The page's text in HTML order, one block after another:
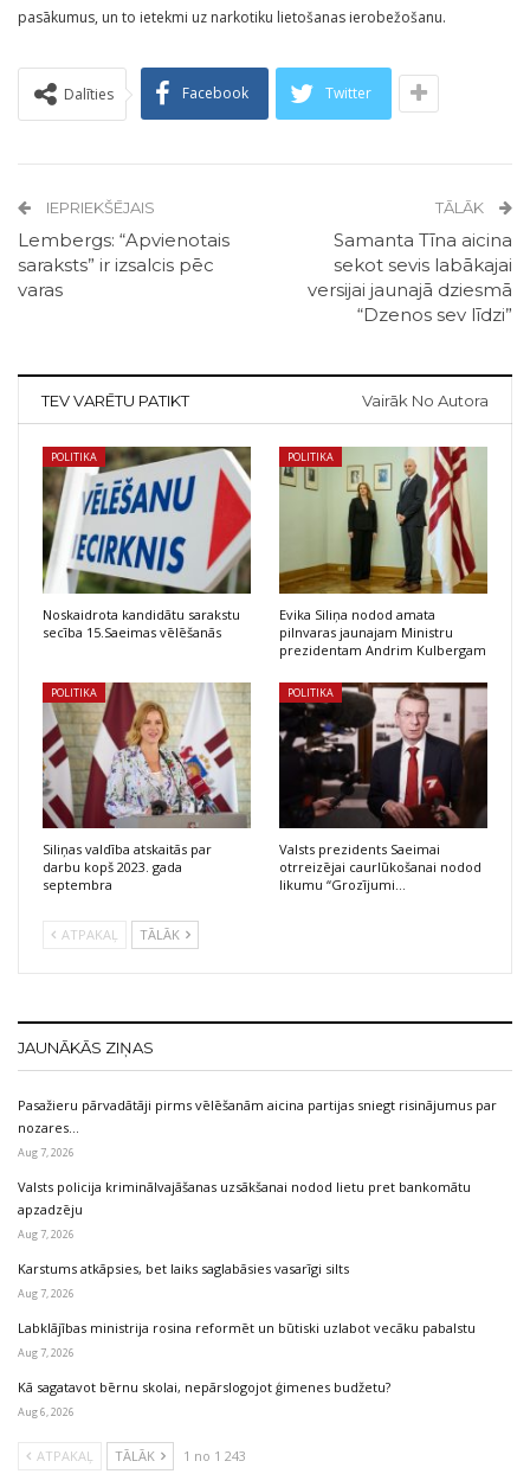
pasākumus, un to ietekmi uz narkotiku lietošanas ierobežošanu.
Dalīties Facebook Twitter
IEPRIEKŠĒJAIS
Lembergs: “Apvienotais
saraksts” ir izsalcis pēc
varas
TĀLĀK
Samanta Tīna aicina
sekot sevis labākajai
versijai jaunajā dziesmā
“Dzenos sev līdzi”
TEV VARĒTU PATIKT Vairāk No Autora
POLITIKA
Noskaidrota kandidātu sarakstu
secība 15.Saeimas vēlēšanās
POLITIKA
Evika Siliņa nodod amata
pilnvaras jaunajam Ministru
prezidentam Andrim Kulbergam
POLITIKA
Siliņas valdība atskaitās par
darbu kopš 2023. gada
septembra
POLITIKA
Valsts prezidents Saeimai
otrreizējai caurlūkošanai nodod
likumu “Grozījumi…
ATPAKAĻ TĀLĀK
JAUNĀKĀS ZIŅAS
Pasažieru pārvadātāji pirms vēlēšanām aicina partijas sniegt risinājumus par
nozares…
Aug 7, 2026
Valsts policija kriminālvajāšanas uzsākšanai nodod lietu pret bankomātu
apzadzēju
Aug 7, 2026
Karstums atkāpsies, bet laiks saglabāsies vasarīgi silts
Aug 7, 2026
Labklājības ministrija rosina reformēt un būtiski uzlabot vecāku pabalstu
Aug 7, 2026
Kā sagatavot bērnu skolai, nepārslogojot ģimenes budžetu?
Aug 6, 2026
ATPAKAĻ TĀLĀK 1 no 1 243